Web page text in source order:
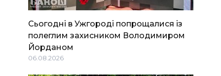
Сьогодні в Ужгороді попрощалися із
полеглим захисником Володимиром
Йорданом
06.08.2026